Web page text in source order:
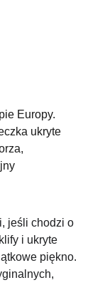
Europy.
ukryte
jeśli chodzi o
i ukryte
piękno.